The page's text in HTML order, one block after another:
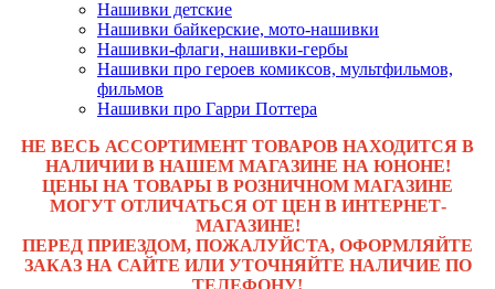
Нашивки детские
Нашивки байкерские, мото-нашивки
Нашивки-флаги, нашивки-гербы
Нашивки про героев комиксов, мультфильмов,
фильмов
Нашивки про Гарри Поттера
НЕ ВЕСЬ АССОРТИМЕНТ ТОВАРОВ НАХОДИТСЯ В
НАЛИЧИИ В НАШЕМ МАГАЗИНЕ НА ЮНОНЕ!
ЦЕНЫ НА ТОВАРЫ В РОЗНИЧНОМ МАГАЗИНЕ
МОГУТ ОТЛИЧАТЬСЯ ОТ ЦЕН В ИНТЕРНЕТ-
МАГАЗИНЕ!
ПЕРЕД ПРИЕЗДОМ, ПОЖАЛУЙСТА, ОФОРМЛЯЙТЕ
ЗАКАЗ НА САЙТЕ ИЛИ УТОЧНЯЙТЕ НАЛИЧИЕ ПО
ТЕЛЕФОНУ!